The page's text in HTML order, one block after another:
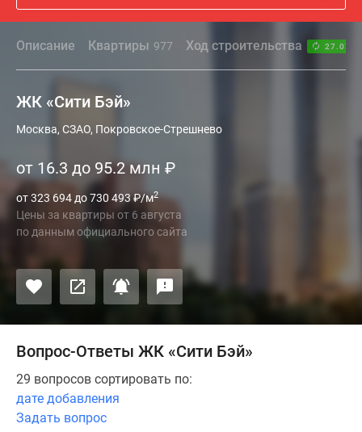
Описание Квартиры 977 Ход строительства
ЖК «Сити Бэй»
Москва, СЗАО, Покровское-Стрешнево
от 16.3 до 95.2 млн ₽
от 323 694 до 730 493₽/м2
Цены за квартиры от 6 августа
по данным официального сайта
Вопрос-Ответы ЖК «Сити Бэй»
29 вопросов сортировать по:
дате добавления
Задать вопрос